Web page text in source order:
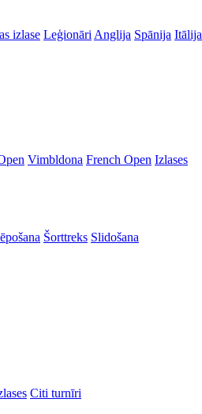
izlase Leģionāri Anglija Spānija Itālija
Vimbldona French Open Izlases
Šorttreks Slidošana
Citi turnīri